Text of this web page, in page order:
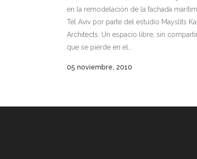
en la remodelación de la fachada
Tel Aviv por parte del estudio Mayslits
Architects. Un espacio libre, sin
que se pierde en el...
05 noviembre, 2010